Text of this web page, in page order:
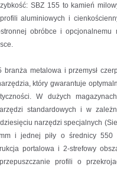
SBZ 155 to kamień
aluminiowych i
obróbce i opcjonalnemu
branża metalowa i przemysł
który gwarantuje
W dużych
standardowych i w
narzędzi specjalnych
i jednej piły o średnicy 550
portalowa i 2-strefowy
profili o